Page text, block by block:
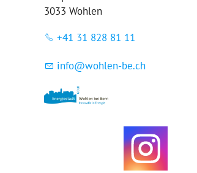
3033 Wohlen
+41 31 828 81 11
nf w hl n-b ch